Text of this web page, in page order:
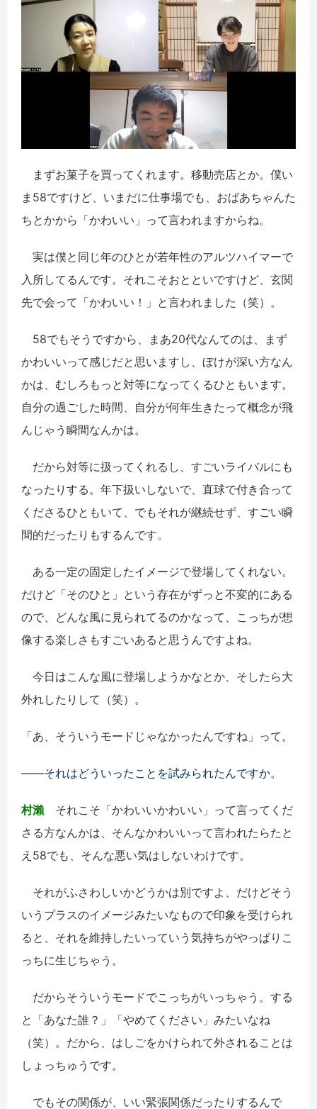
まずお菓子を買ってくれます。移動売店とか。僕い
ま58ですけど、いまだに仕事場でも、おばあちゃんた
ちとかから「かわいい」って言われますからね。
実は僕と同じ年のひとが若年性のアルツハイマーで
入所してるんです。それこそおとといですけど、玄関
先で会って「かわいい！」と言われました（笑）。
58でもそうですから、まあ20代なんてのは、まず
かわいいって感じだと思いますし、ぼけが深い方なん
かは、むしろもっと対等になってくるひともいます。
自分の過ごした時間、自分が何年生きたって概念が飛
んじゃう瞬間なんかは。
だから対等に扱ってくれるし、すごいライバルにも
なったりする。年下扱いしないで、直球で付き合って
くださるひともいて、でもそれが継続せず、すごい瞬
間的だったりもするんです。
ある一定の固定したイメージで登場してくれない。
だけど「そのひと」という存在がずっと不変的にある
ので、どんな風に見られてるのかなって、こっちが想
像する楽しさもすごいあると思うんですよね。
今日はこんな風に登場しようかなとか、そしたら大
外れしたりして（笑）。
「あ、そういうモードじゃなかったんですね」って。
――それはどういったことを試みられたんですか。
村瀨 それこそ「かわいいかわいい」って言ってくだ
さる方なんかは、そんなかわいいって言われたらたと
え58でも、そんな悪い気はしないわけです。
それがふさわしいかどうかは別ですよ、だけどそう
いうプラスのイメージみたいなもので印象を受けられ
ると、それを維持したいっていう気持ちがやっぱりこ
っちに生じちゃう。
だからそういうモードでこっちがいっちゃう。する
と「あなた誰？」「やめてください」みたいなね
（笑）。だから、はしごをかけられて外されることは
しょっちゅうです。
でもその関係が、いい緊張関係だったりするんで